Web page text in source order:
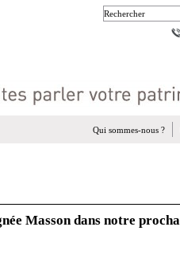
Qui sommes-nous ?
Masson dans notre